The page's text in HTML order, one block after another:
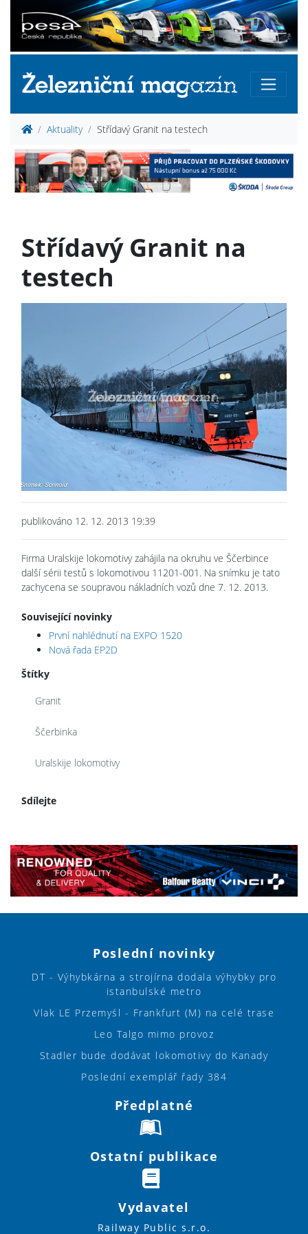
Aktuality Střídavý Granit na testech
Střídavý Granit na
testech
publikováno 12. 12. 2013 19:39
Firma Uralskije lokomotivy zahájila na okruhu ve Ščerbince
další sérii testů s lokomotivou 11201-001. Na snímku je tato
zachycena se soupravou nákladních vozů dne 7. 12. 2013.
Související novinky
První nahlédnutí na EXPO 1520
Nová řada EP2D
Štítky
Granit
Ščerbinka
Uralskije lokomotivy
Sdílejte
Poslední novinky
DT - Výhybkárna a strojírna dodala výhybky pro
istanbulské metro
Vlak LE Przemyśl - Frankfurt (M) na celé trase
Leo Talgo mimo provoz
Stadler bude dodávat lokomotivy do Kanady
Poslední exemplář řady 384
Předplatné
Ostatní publikace
Vydavatel
Railway Public s.r.o.